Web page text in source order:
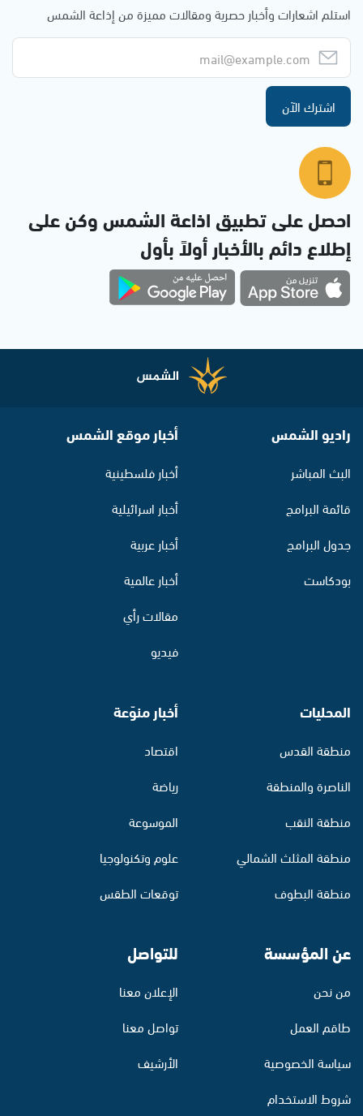
استلم اشعارات وأخبار حصرية ومقالات مميزة من إذاعة الشمس
اشترك الآن
احصل على تطبيق اذاعة الشمس وكن على
إطلاع دائم بالأخبار أولاً بأول
راديو الشمس
البث المباشر
قائمة البرامج
جدول البرامج
بودكاست
أخبار موقع الشمس
أخبار فلسطينية
أخبار اسرائيلية
أخبار عربية
أخبار عالمية
مقالات رأي
فيديو
المحليات
منطقة القدس
الناصرة والمنطقة
منطقة النقب
منطقة المثلث الشمالي
منطقة البطوف
أخبار منوّعة
اقتصاد
رياضة
الموسوعة
علوم وتكنولوجيا
توقعات الطقس
عن المؤسسة
من نحن
طاقم العمل
سياسة الخصوصية
شروط الاستخدام
للتواصل
الإعلان معنا
تواصل معنا
الأرشيف